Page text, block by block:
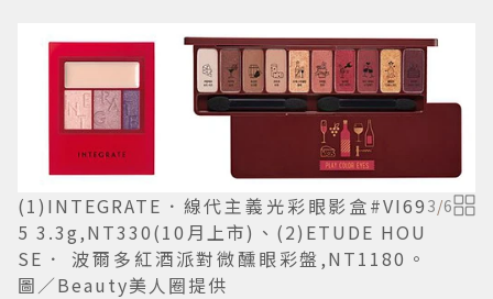
(1)INTEGRATE．線代主義光彩眼影盒#VI69
5 3.3g,NT330(10月上市)、(2)ETUDE HOU
SE． 波爾多紅酒派對微醺眼彩盤,NT1180。
圖／Beauty美人圈提供
3/6